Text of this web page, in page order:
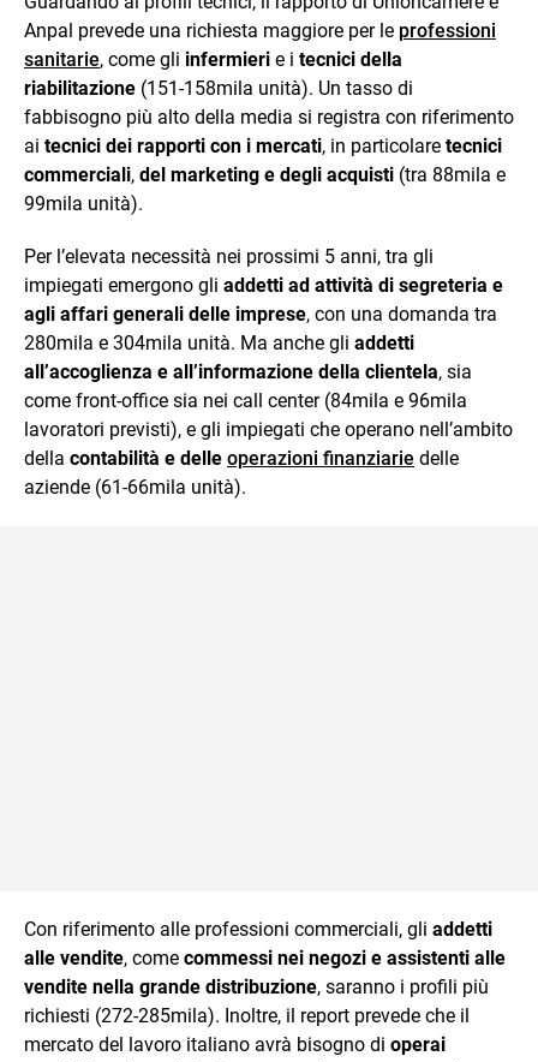
Anpal prevede una richiesta maggiore per le professioni
sanitarie, come gli infermieri e i tecnici della
riabilitazione (151-158mila unità). Un tasso di
fabbisogno più alto della media si registra con riferimento
ai tecnici dei rapporti con i mercati, in particolare tecnici
commerciali, del marketing e degli acquisti (tra 88mila e
99mila unità).
Per l’elevata necessità nei prossimi 5 anni, tra gli
impiegati emergono gli addetti ad attività di segreteria e
agli affari generali delle imprese, con una domanda tra
280mila e 304mila unità. Ma anche gli addetti
all’accoglienza e all’informazione della clientela, sia
come front-office sia nei call center (84mila e 96mila
lavoratori previsti), e gli impiegati che operano nell’ambito
della contabilità e delle operazioni finanziarie delle
aziende (61-66mila unità).
Con riferimento alle professioni commerciali, gli addetti
alle vendite, come commessi nei negozi e assistenti alle
vendite nella grande distribuzione, saranno i profili più
richiesti (272-285mila). Inoltre, il report prevede che il
mercato del lavoro italiano avrà bisogno di operai